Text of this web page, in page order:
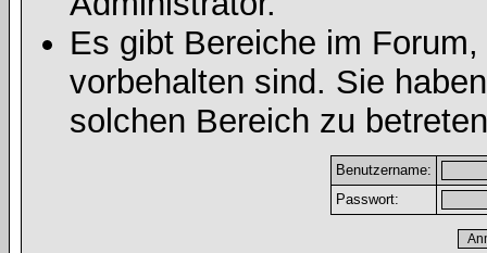
Es gibt Bereiche im
vorbehalten sind. Sie
solchen Bereich zu
Benutzername:
Passwort: